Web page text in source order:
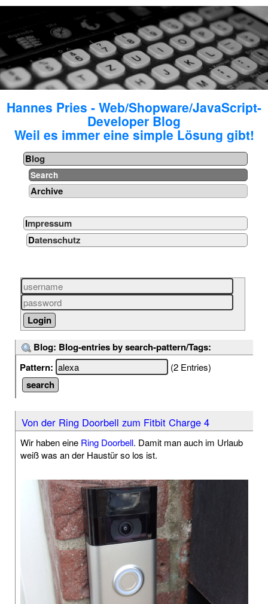
Hannes Pries - Web/Shopware/JavaScript-
Developer Blog
Weil es immer eine simple Lösung gibt!
Blog
Search
Archive
Impressum
Datenschutz
Blog: Blog-entries by search-pattern/Tags:
Pattern:
(2 Entries)
Von der Ring Doorbell zum Fitbit Charge 4
Wir haben eine Ring Doorbell. Damit man auch im Urlaub
weiß was an der Haustür so los ist.